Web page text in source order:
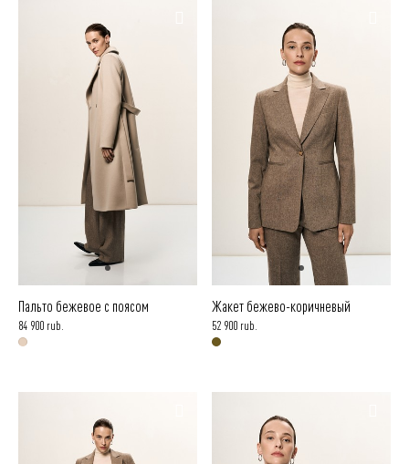
Пальто бежевое с поясом
84 900 rub.
Жакет бежево-коричневый
52 900 rub.